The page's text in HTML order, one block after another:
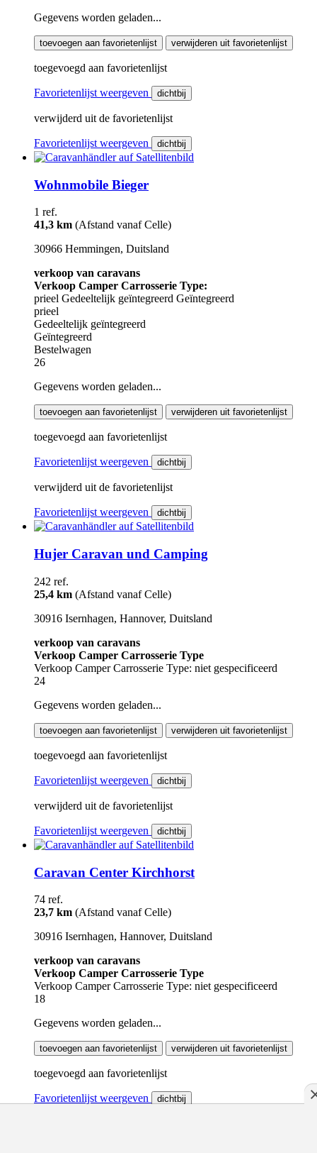
Gegevens worden geladen...
toevoegen aan favorietenlijst verwijderen uit favorietenlijst
toegevoegd aan favorietenlijst
Favorietenlijst weergeven dichtbij
verwijderd uit de favorietenlijst
Favorietenlijst weergeven dichtbij
Wohnmobile Bieger
1 ref.
41,3 km (Afstand vanaf Celle)
30966 Hemmingen, Duitsland
verkoop van caravans
Verkoop Camper Carrosserie Type:
prieel Gedeeltelijk geïntegreerd Geïntegreerd
prieel
Gedeeltelijk geïntegreerd
Geïntegreerd
Bestelwagen
26
Gegevens worden geladen...
toevoegen aan favorietenlijst verwijderen uit favorietenlijst
toegevoegd aan favorietenlijst
Favorietenlijst weergeven dichtbij
verwijderd uit de favorietenlijst
Favorietenlijst weergeven dichtbij
Hujer Caravan und Camping
242 ref.
25,4 km (Afstand vanaf Celle)
30916 Isernhagen, Hannover, Duitsland
verkoop van caravans
Verkoop Camper Carrosserie Type
Verkoop Camper Carrosserie Type: niet gespecificeerd
24
Gegevens worden geladen...
toevoegen aan favorietenlijst verwijderen uit favorietenlijst
toegevoegd aan favorietenlijst
Favorietenlijst weergeven dichtbij
verwijderd uit de favorietenlijst
Favorietenlijst weergeven dichtbij
Caravan Center Kirchhorst
74 ref.
23,7 km (Afstand vanaf Celle)
30916 Isernhagen, Hannover, Duitsland
verkoop van caravans
Verkoop Camper Carrosserie Type
Verkoop Camper Carrosserie Type: niet gespecificeerd
18
Gegevens worden geladen...
toevoegen aan favorietenlijst verwijderen uit favorietenlijst
toegevoegd aan favorietenlijst
Favorietenlijst weergeven dichtbij